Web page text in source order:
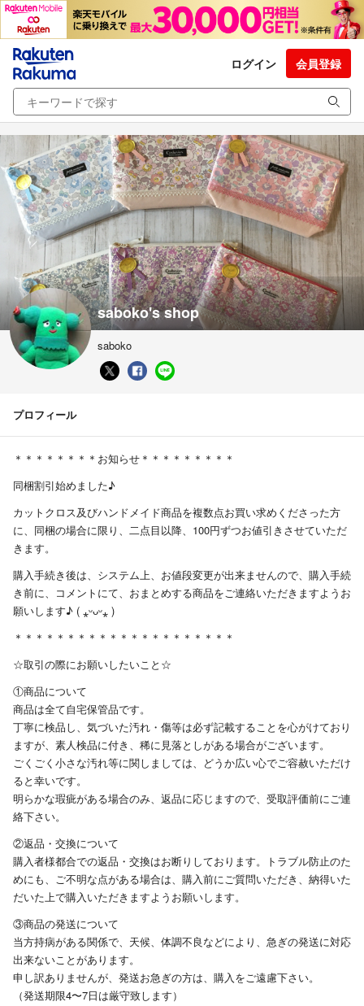
ログイン 会員登録
saboko's shop
saboko
プロフィール
＊＊＊＊＊＊＊＊お知らせ＊＊＊＊＊＊＊＊＊
同梱割引始めました♪
カットクロス及びハンドメイド商品を複数点お買い求めくださった方
に、同梱の場合に限り、二点目以降、100円ずつお値引きさせていただ
きます。
購入手続き後は、システム上、お値段変更が出来ませんので、購入手続
き前に、コメントにて、おまとめする商品をご連絡いただきますようお
願いします♪ ( ⁎ᵕᴗᵕ⁎ )
＊＊＊＊＊＊＊＊＊＊＊＊＊＊＊＊＊＊＊＊＊
☆取引の際にお願いしたいこと☆
①商品について
商品は全て自宅保管品です。
丁寧に検品し、気づいた汚れ・傷等は必ず記載することを心がけており
ますが、素人検品に付き、稀に見落としがある場合がございます。
ごくごく小さな汚れ等に関しましては、どうか広い心でご容赦いただけ
ると幸いです。
明らかな瑕疵がある場合のみ、返品に応じますので、受取評価前にご連
絡下さい。
②返品・交換について
購入者様都合での返品・交換はお断りしております。トラブル防止のた
めにも、ご不明な点がある場合は、購入前にご質問いただき、納得いた
だいた上で購入いただきますようお願いします。
③商品の発送について
当方持病がある関係で、天候、体調不良などにより、急ぎの発送に対応
出来ないことがあります。
申し訳ありませんが、発送お急ぎの方は、購入をご遠慮下さい。
（発送期限4〜7日は厳守致します）